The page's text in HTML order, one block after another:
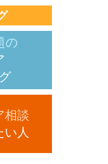
の
相談
い人